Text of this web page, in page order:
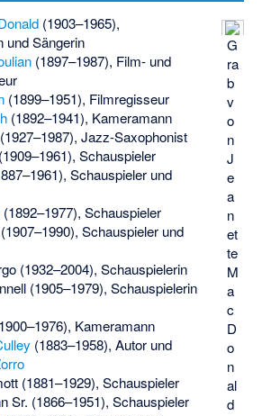
G
ra
b
v
o
n
J
e
a
n
et
te
M
a
c
D
o
n
al
d
(1903–1965),
und Sängerin
(1897–1987), Film- und
(1899–1951), Filmregisseur
(1892–1941), Kameramann
Jazz-Saxophonist
Schauspieler
Schauspieler und
(1892–1977), Schauspieler
Schauspieler und
(1932–2004), Schauspielerin
(1905–1979), Schauspielerin
Kameramann
(1883–1958), Autor und
(1881–1929), Schauspieler
Sr. (1866–1951), Schauspieler